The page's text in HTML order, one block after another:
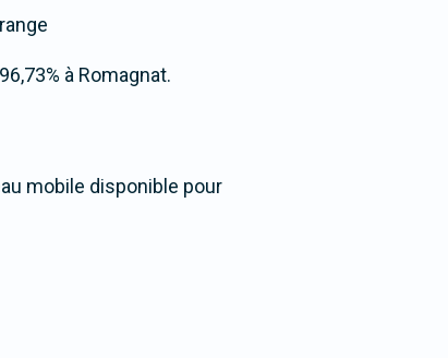
à Romagnat.
mobile disponible pour